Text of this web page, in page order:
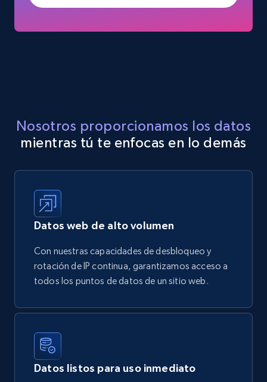
Nosotros proporcionamos los datos
mientras tú te enfocas en lo demás
Datos web de alto volumen
Con nuestras capacidades de desbloqueo y
rotación de IP continua, garantizamos acceso a
todos los puntos de datos de un sitio web.
Datos listos para uso inmediato